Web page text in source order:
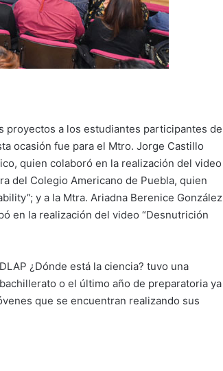
proyectos a los estudiantes participantes de
ocasión fue para el Mtro. Jorge Castillo
quien colaboró en la realización del video
del Colegio Americano de Puebla, quien
y a la Mtra. Ariadna Berenice González
en la realización del video “Desnutrición
¿Dónde está la ciencia? tuvo una
o el último año de preparatoria ya
que se encuentran realizando sus